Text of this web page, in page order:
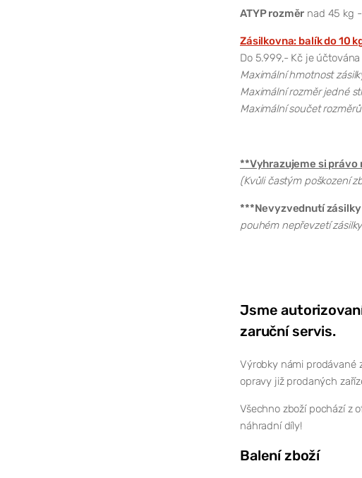
ATYP rozměr nad 45 kg
Zásilkovna: balík do 10
Do 5.999,- Kč je
Maximální hmotnost
Maximální rozměr jedné
Maximální součet
**Vyhrazujeme si právo
(Kvůli častým poškození
***Nevyzvednutí zásilky
pouhém nepřevzetí
Jsme
zaruční servis.
Výrobky námi prodávané
opravy již prodaných
Všechno zboží pochází z
náhradní díly!
Balení zboží